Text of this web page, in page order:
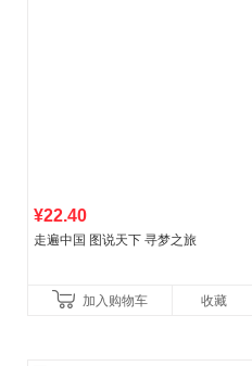
¥22.40
走遍中国 图说天下 寻梦之旅
加入购物车 收藏